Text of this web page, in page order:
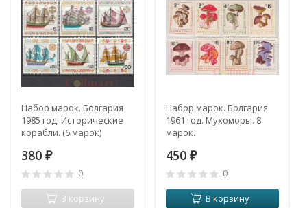
Набор марок. Болгария
1985 год. Исторические
корабли. (6 марок)
380 ₽
0
В корзину
Набор марок. Болгария
1961 год. Мухоморы. 8
марок.
450 ₽
0
В корзину